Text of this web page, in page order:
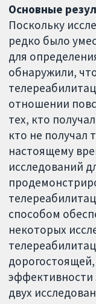
Основные
Поскольку
редко было
для
обнаружили,
отношении
тех, кто
кто не получал
настоящему
исследований
способом
некоторых
эффективности
двух